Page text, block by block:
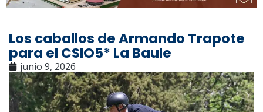
Los caballos de Armando Trapote
para el CSIO5* La Baule
junio 9, 2026